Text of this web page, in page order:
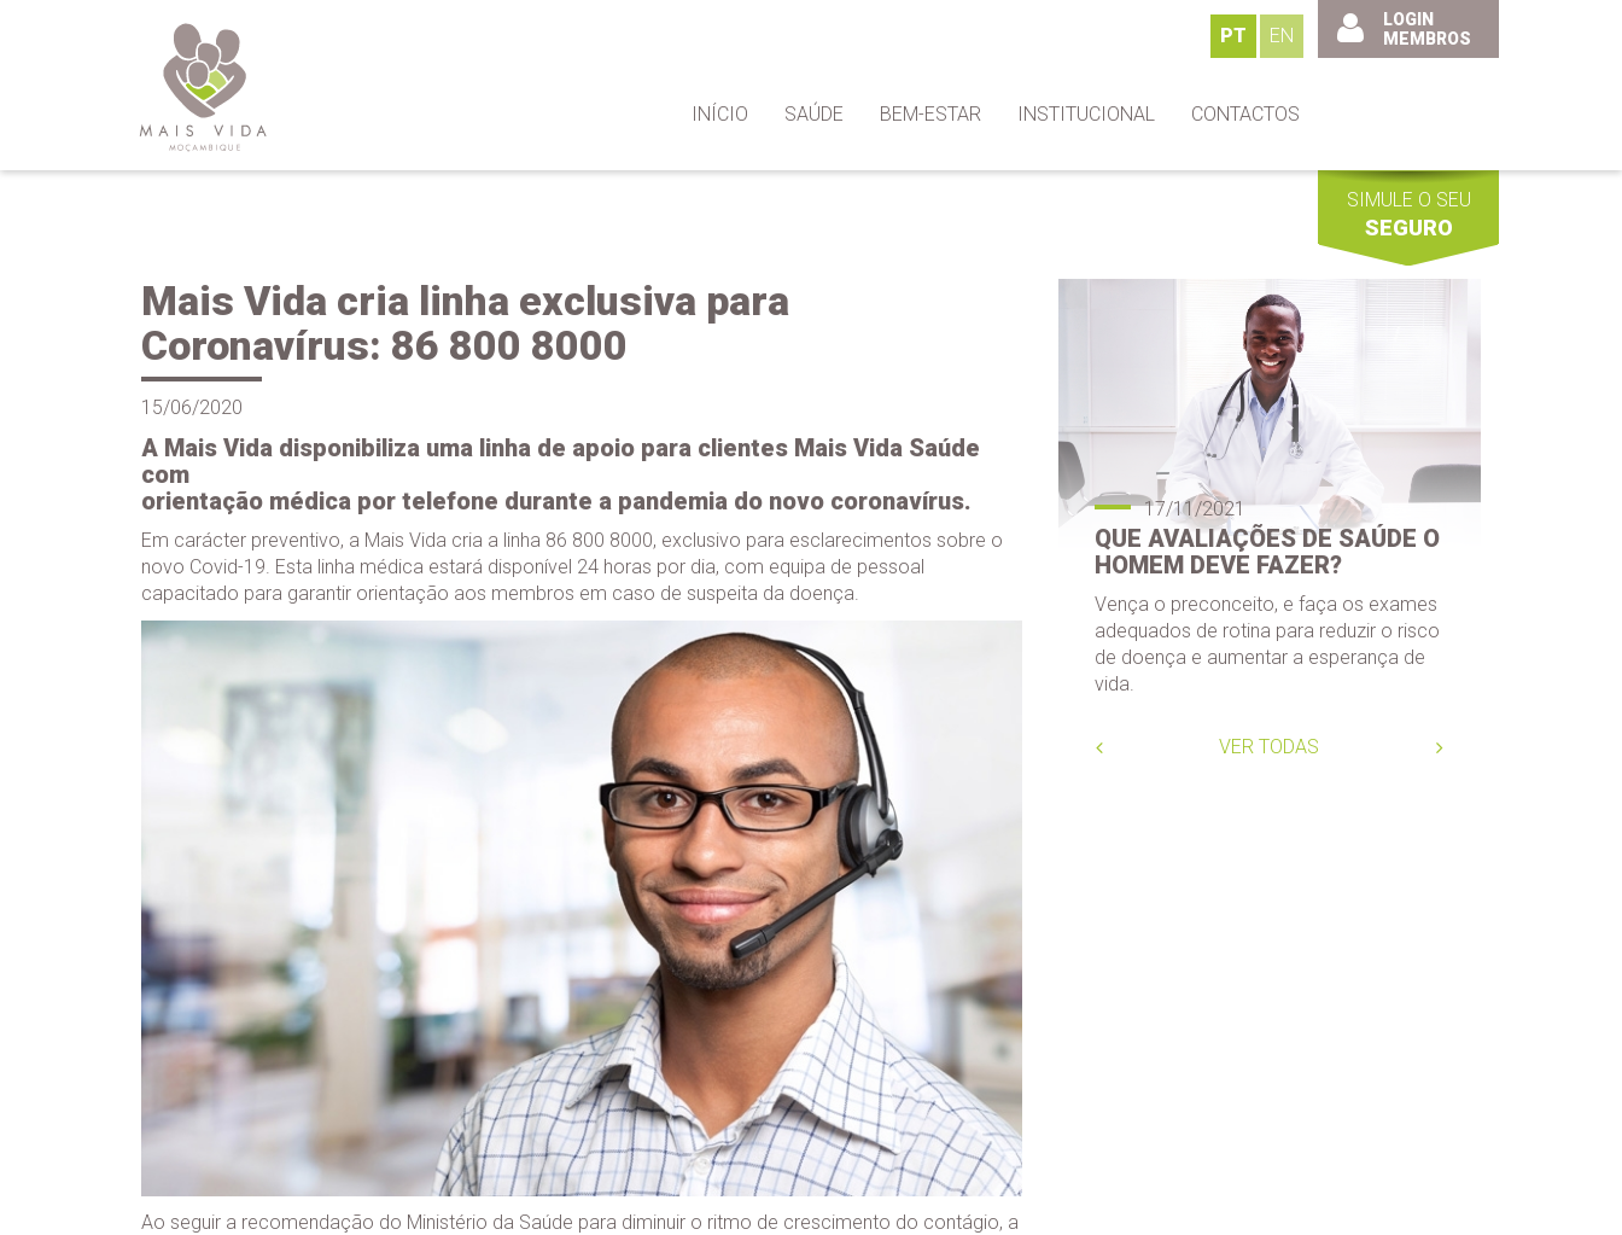
PT EN
INÍCIO SAÚDE BEM-ESTAR INSTITUCIONAL CONTACTOS
LOGIN
MEMBROS
SIMULE O SEU
SEGURO
Mais Vida cria linha exclusiva para
Coronavírus: 86 800 8000
15/06/2020
A Mais Vida disponibiliza uma linha de apoio para clientes Mais Vida Saúde
com
orientação médica por telefone durante a pandemia do novo coronavírus.
Em carácter preventivo, a Mais Vida cria a linha 86 800 8000, exclusivo para esclarecimentos sobre o
novo Covid-19. Esta linha médica estará disponível 24 horas por dia, com equipa de pessoal
capacitado para garantir orientação aos membros em caso de suspeita da doença.
Ao seguir a recomendação do Ministério da Saúde para diminuir o ritmo de crescimento do contágio, a
17/11/2021
A DIABETES
A diabetes é uma doença silenciosa e
crónica. Um estilo de vida saudável pode
ser suficiente para controlar a doença.
17/11/2021
QUE AVALIAÇÕES DE SAÚDE O
HOMEM DEVE FAZER?
Vença o preconceito, e faça os exames
adequados de rotina para reduzir o risco
de doença e aumentar a esperança de
vida.
VER TODAS